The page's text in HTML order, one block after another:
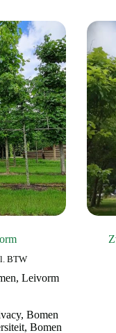
BTW
,Leivorm
, Bomen
,Bomen